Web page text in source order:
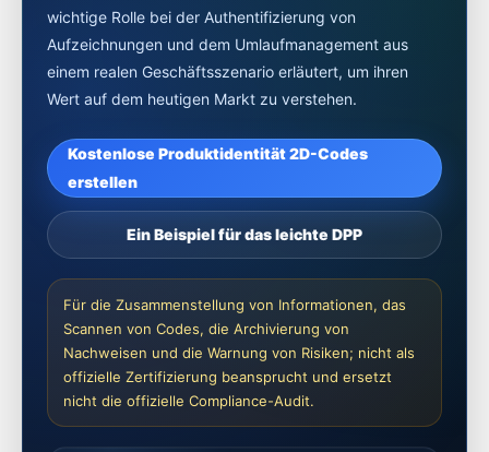
wichtige Rolle bei der Authentifizierung von
Aufzeichnungen und dem Umlaufmanagement aus
einem realen Geschäftsszenario erläutert, um ihren
Wert auf dem heutigen Markt zu verstehen.
Kostenlose Produktidentität 2D-Codes
erstellen
Ein Beispiel für das leichte DPP
Für die Zusammenstellung von Informationen, das
Scannen von Codes, die Archivierung von
Nachweisen und die Warnung von Risiken; nicht als
offizielle Zertifizierung beansprucht und ersetzt
nicht die offizielle Compliance-Audit.